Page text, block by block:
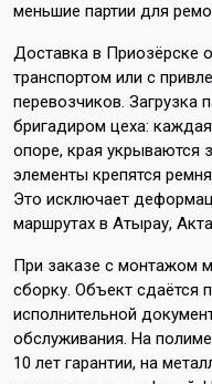
меньшие партии для
Доставка в Приозёрске
транспортом или с
перевозчиков. Загрузка
бригадиром цеха:
опоре, края укрываются
элементы крепятся
Это исключает
маршрутах в Атырау,
При заказе с монтажом
сборку. Объект сдаётся
исполнительной
обслуживания. На
10 лет гарантии, на